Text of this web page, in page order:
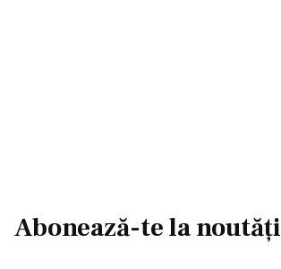
Abonează-te la noutăți